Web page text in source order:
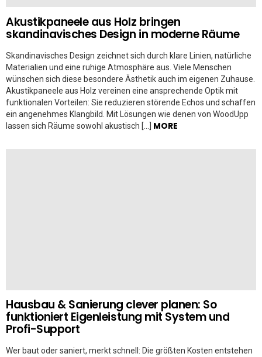
Akustikpaneele aus Holz bringen
skandinavisches Design in moderne Räume
Skandinavisches Design zeichnet sich durch klare Linien, natürliche
Materialien und eine ruhige Atmosphäre aus. Viele Menschen
wünschen sich diese besondere Ästhetik auch im eigenen Zuhause.
Akustikpaneele aus Holz vereinen eine ansprechende Optik mit
funktionalen Vorteilen: Sie reduzieren störende Echos und schaffen
ein angenehmes Klangbild. Mit Lösungen wie denen von WoodUpp
lassen sich Räume sowohl akustisch […] MORE
Hausbau & Sanierung clever planen: So
funktioniert Eigenleistung mit System und
Profi-Support
Wer baut oder saniert, merkt schnell: Die größten Kosten entstehen